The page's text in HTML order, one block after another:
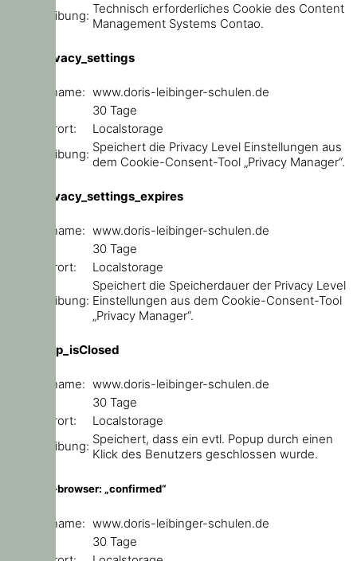
Beschreibung: Technisch erforderliches Cookie des Content
Management Systems Contao.
user_privacy_settings
Domainname: www.doris-leibinger-schulen.de
30 Tage
Speicherort:
Localstorage
Beschreibung: Speichert die Privacy Level Einstellungen aus
dem Cookie-Consent-Tool „Privacy Manager“.
user_privacy_settings_expires
Domainname: www.doris-leibinger-schulen.de
30 Tage
Speicherort:
Localstorage
Beschreibung:
Speichert die Speicherdauer der Privacy Level
Einstellungen aus dem Cookie-Consent-Tool
„Privacy Manager“.
ce_popup_isClosed
Domainname: www.doris-leibinger-schulen.de
30 Tage
Speicherort:
Localstorage
Beschreibung: Speichert, dass ein evtl. Popup durch einen
Klick des Benutzers geschlossen wurde.
outdated-browser: „confirmed“
Domainname: www.doris-leibinger-schulen.de
30 Tage